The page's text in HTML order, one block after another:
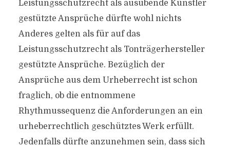
Leistungsschutzrecht als ausübende Künstler
gestützte Ansprüche dürfte wohl nichts
Anderes gelten als für auf das
Leistungsschutzrecht als Tonträgerhersteller
gestützte Ansprüche. Bezüglich der
Ansprüche aus dem Urheberrecht ist schon
fraglich, ob die entnommene
Rhythmussequenz die Anforderungen an ein
urheberrechtlich geschütztes Werk erfüllt.
Jedenfalls dürfte anzunehmen sein, dass sich